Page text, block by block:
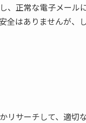
、正常な電子メール
全はありませんが、
リサーチして、適切